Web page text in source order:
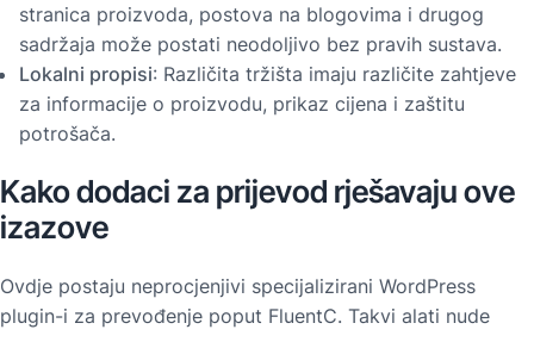
stranica proizvoda, postova na blogovima i drugog
sadržaja može postati neodoljivo bez pravih sustava.
Lokalni propisi: Različita tržišta imaju različite zahtjeve
za informacije o proizvodu, prikaz cijena i zaštitu
potrošača.
Kako dodaci za prijevod rješavaju ove
izazove
Ovdje postaju neprocjenjivi specijalizirani WordPress
plugin-i za prevođenje poput FluentC. Takvi alati nude